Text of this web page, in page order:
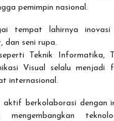
pemimpin nasional.
tempat lahirnya
dan seni rupa.
Teknik Informatika,
Visual selalu menjadi
internasional.
berkolaborasi dengan
mengembangkan